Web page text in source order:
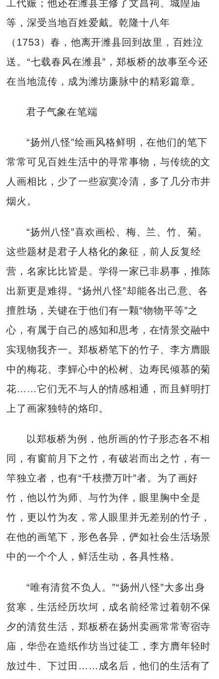
工代赈；他还在潍县主修了文昌祠、城隍庙
等，深受当地百姓爱戴。乾隆十八年
（1753）春，他离开潍县回到故里，百姓泣
送。“七载春风在潍县”，郑板桥的故事至今还
在当地流传，成为潍坊廉脉中的精彩篇章。
君子气象在笔端
“扬州八怪”绘画风格鲜明，在他们的笔下
常常可见百姓生活中的寻常事物，与传统的文
人画相比，少了一些寂寞冷清，多了几分市井
烟火。
“扬州八怪”喜欢画松、梅、兰、竹、菊。
这些题材是君子人格化的象征，前人反复经
营，名家比比皆是。学得一家已非易事，推陈
出新更是难得。“扬州八怪”却能各出己意、各
擅胜场，关键在于他们有一颗“物物平等”之
心，有属于自己的感知和思考，在情景交融中
实现物我齐一。郑板桥笔下的竹子、李方膺眼
中的梅花、李鱓心中的松树、边寿民倾慕的菊
花……它们无不与人的情感相通，而且鲜明打
上了画家独特的烙印。
以郑板桥为例，他所画的竹子形态各不相
同，有窗前月下之竹，有破岩而出之竹，有一
竿独立者，也有“千枝攒万叶”者。为了画好
竹，他以竹为师、与竹为伴，眼里胸中全是
竹，更以竹为友，常人眼里并无差别的竹子，
在他的画笔下，形色各异，俨如社会生活场景
中的一个个人，鲜活生动，各具性格。
“唯有清贫不负人。”“扬州八怪”大多出身
贫寒，生活经历坎坷，成名前经常过着朝不保
夕的清贫生活，郑板桥在扬州卖画常常寄宿寺
庙，华嵒在造纸作坊当过徒工，李方膺年轻时
放过牛、下过田……成名后，他们的生活有了